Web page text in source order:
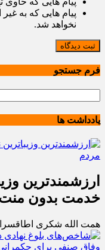
پیام هایی که به
نخواهد شد.
ثبت دیدگاه
فرم جستجو
یادداشت ها
ارزشمندترین
خدمت بدون منت
همت الله شکری اطاقسرا